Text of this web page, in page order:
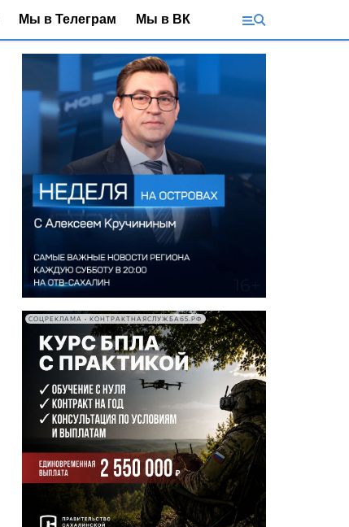
Мы в Телеграм Мы в ВК
СОЦРЕКЛАМА • КОНТРАКТНАЯСЛУЖБА65.РФ